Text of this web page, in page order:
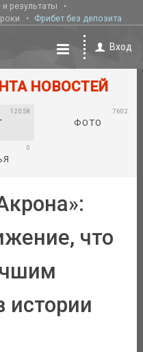
и результаты
Фрибет без депозита
Вход
НОВОСТЕЙ
12058
ФОТО
7602
0
что